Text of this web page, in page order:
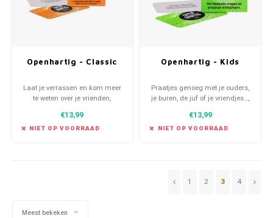
Openhartig - Classic
Laat je verrassen en kom meer
te weten over je vrienden,
uitdagende spel is bestemd
voor twee of meer spelers
€13,99
NIET OP VOORRAAD
Openhartig - Kids
Praatjes genoeg met je ouders,
je buren, de juf of je vriendjes…,
echt over elkaar? Laat je
verrassen en leer elkaar (nog)
€13,99
NIET OP VOORRAAD
Meest bekeken
1 2 3 4